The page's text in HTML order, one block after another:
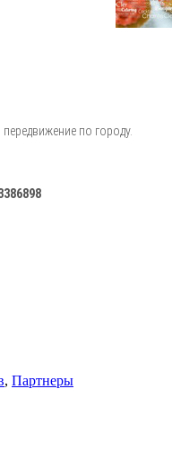
по городу.
, Партнеры